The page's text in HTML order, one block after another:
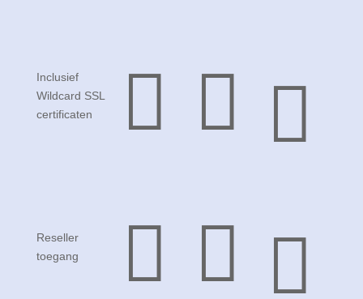
Inclusief
Wildcard SSL
certificaten
  
Reseller
toegang
  